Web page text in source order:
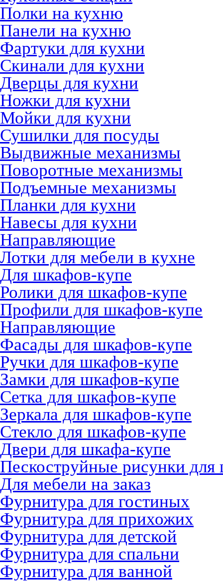
Полки на кухню
Панели на кухню
Фартуки для кухни
Скинали для кухни
Дверцы для кухни
Ножки для кухни
Мойки для кухни
Сушилки для посуды
Выдвижные механизмы
Поворотные механизмы
Подъемные механизмы
Планки для кухни
Навесы для кухни
Направляющие
Лотки для мебели в кухне
Для шкафов-купе
Ролики для шкафов-купе
Профили для шкафов-купе
Направляющие
Фасады для шкафов-купе
Ручки для шкафов-купе
Замки для шкафов-купе
Сетка для шкафов-купе
Зеркала для шкафов-купе
Стекло для шкафов-купе
Двери для шкафа-купе
Пескоструйные рисунки
Для мебели на заказ
Фурнитура для гостиных
Фурнитура для прихожих
Фурнитура для детской
Фурнитура для спальни
Фурнитура для ванной